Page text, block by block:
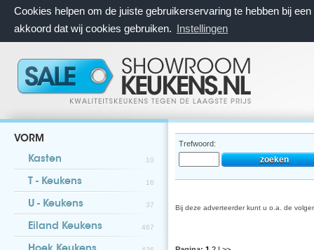
Cookies helpen om de juiste gebruikerservaring te hebben bij
akkoord dat wij cookies gebruiken. Instellingen
VORM
Kasten 10
T - Keukens 16
U - Keukens 37
Eiland Keukens 467
Trefwoord:
Bij deze adverteerder kunt u o.a. de